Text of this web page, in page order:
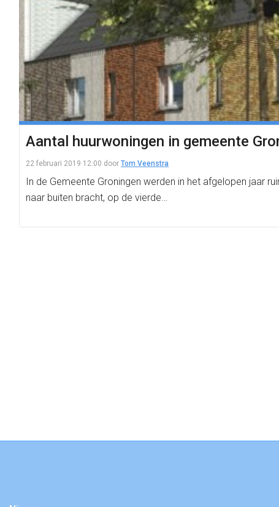
Aantal huurwoningen in gemeente
22 februari 2019 12:00 door Tom Veenstra
In de Gemeente Groningen werden in het afgelopen jaar
naar buiten bracht, op de vierde…